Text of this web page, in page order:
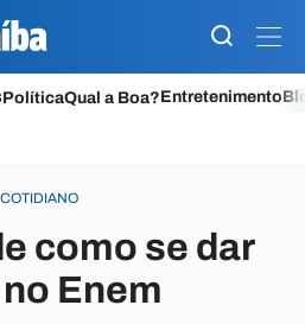
PolíticaQual a Boa?Entretenimento
COTIDIANO
como se dar
Enem